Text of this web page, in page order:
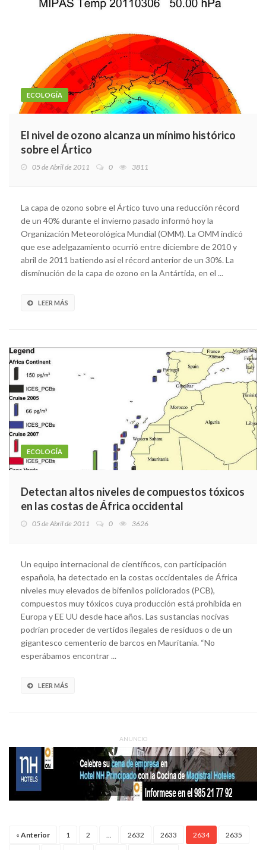
ECOLOGÍA
El nivel de ozono alcanza un mínimo histórico
sobre el Ártico
05 de Abril de 2011 0 3811
La capa de ozono sobre el Ártico tuvo una reducción récord
de un 40% durante el invierno pasado informó hoy la
Organización Meteorológica Mundial (OMM). La OMM indicó
que ese adelgazamiento ocurrió entre diciembre de 2010 y
abril de 2011 batiendo así el récord anterior de un 30%. La
disminución de la capa de ozono en la Antártida, en el ...
LEER MÁS
ECOLOGÍA
Detectan altos niveles de compuestos tóxicos
en las costas de África occidental
05 de Abril de 2011 0 3626
Un equipo internacional de científicos, con participación
española, ha detectado en la costas occidentales de África
niveles muy elevados de bifenilos policlorados (PCB),
compuestos muy tóxicos cuya producción está prohibida en
Europa y EE UU desde hace años. Las sustancias nocivas
podrían proceder de vertidos ilegales de residuos o de un
gigantesco cementerio de barcos en Mauritania. “No
esperábamos encontrar ...
LEER MÁS
ANUNCIO
« Anterior 1 2 2632 2633 2634 2635